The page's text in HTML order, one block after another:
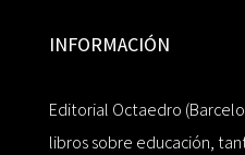
INFORMACIÓN
Editorial Octaedro
libros sobre educación,